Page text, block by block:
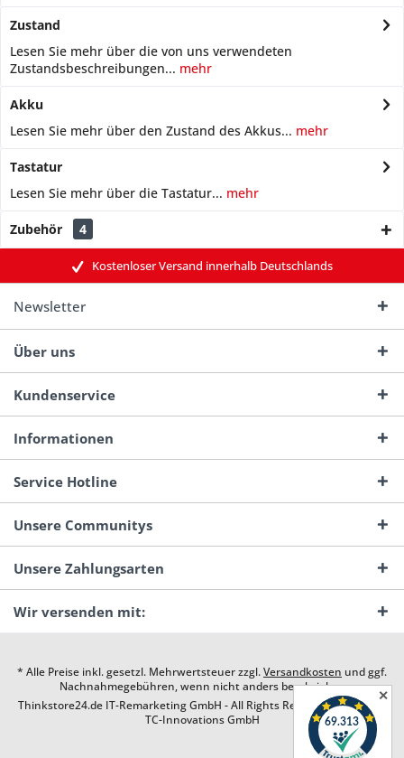
Zustand
Lesen Sie mehr über die von uns verwendeten
Zustandsbeschreibungen... mehr
Akku
Lesen Sie mehr über den Zustand des Akkus... mehr
Tastatur
Lesen Sie mehr über die Tastatur... mehr
Zubehör 4
Kostenloser Versand innerhalb Deutschlands
Newsletter
Über uns
Kundenservice
Informationen
Service Hotline
Unsere Communitys
Unsere Zahlungsarten
Wir versenden mit:
* Alle Preise inkl. gesetzl. Mehrwertsteuer zzgl.Versandkosten und ggf.
Nachnahmegebühren, wenn nicht anders beschrieben
Thinkstore24.de IT-Remarketing GmbH - All Rights Reserved. Design by
TC-Innovations GmbH
✕